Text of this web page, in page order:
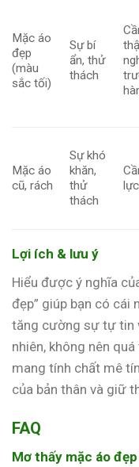
Mặc áo
đẹp
(màu
sắc tối)
Sự bí
ẩn, thử
thách
Mặc áo
cũ, rách
Sự khó
khăn,
thử
thách
Lợi ích & lưu ý
Hiểu được ý nghĩa
đẹp” giúp bạn có cái
tăng cường sự tự tin
nhiên, không nên
mang tính chất mê
của bản thân và giữ
FAQ
Mơ thấy mặc áo